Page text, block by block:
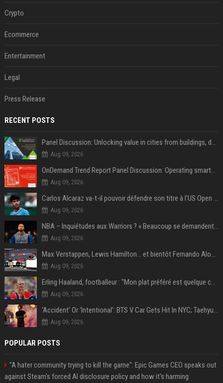
Crypto
Ecommerce
Entertainment
Legal
Press Release
RECENT POSTS
Panel Discussion: Unlocking value in cities from buildings, data and AI
Aug 09, 2026
OnDemand Trend Report Panel Discussion: Operating smarter: using digital twins and AI to reshape urban infrastructure management
Aug 09, 2026
Carlos Alcaraz va-t-il pouvoir défendre son titre à l'US Open ? Steve Johnson répond
Aug 09, 2026
NBA – Inquiétudes aux Warriors ? « Beaucoup se demandent si l’état d’esprit de Stephen Curry pourrait évoluer »
Aug 09, 2026
Max Verstappen, Lewis Hamilton… et bientôt Fernando Alonso ? Le classement des pilotes les mieux payés en Formule 1 risque de changer !
Aug 09, 2026
Erling Haaland, footballeur : "Mon plat préféré est quelque chose que je ne peux presque jamais manger. Mais je dois l'avouer, j'adore ça"
Aug 09, 2026
‘Accident’ Or ‘Intentional’: BTS V Car Gets Hit In NYC; Taehyung's Road Accident Sparks Concern Among Fans
Aug 09, 2026
POPULAR POSTS
"A hater community trying to kill the game": Epic Games CEO speaks out
against Steam's forced AI disclosure policy and how it's harming